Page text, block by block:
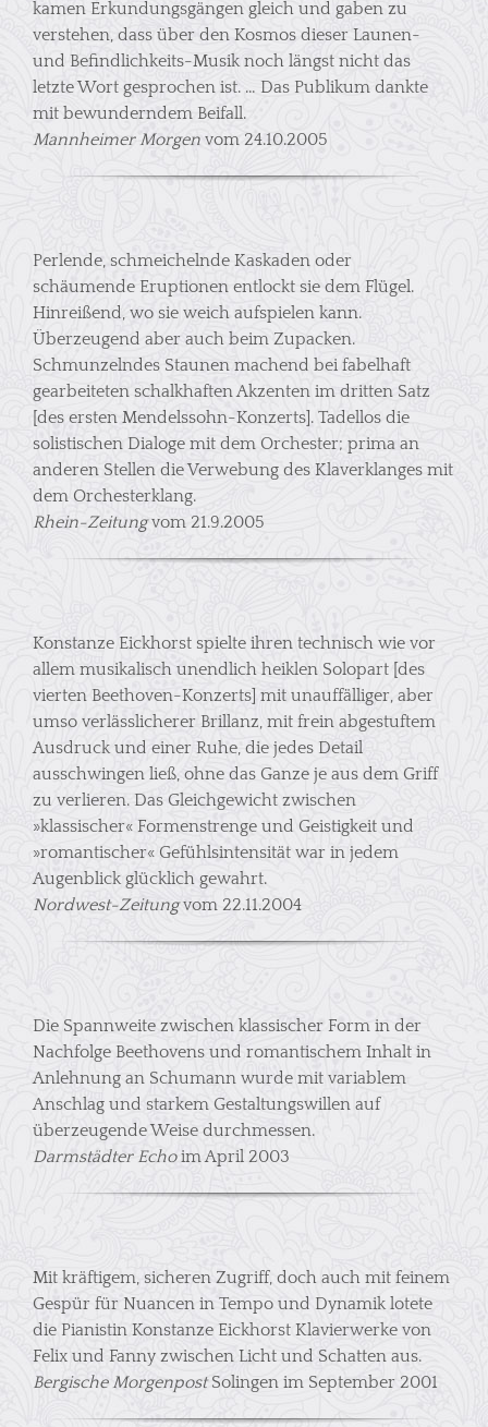
kamen Erkundungsgängen gleich und gaben zu
verstehen, dass über den Kosmos dieser Launen-
und Befindlichkeits-Musik noch längst nicht das
letzte Wort gesprochen ist. … Das Publikum dankte
mit bewunderndem Beifall.
Mannheimer Morgen vom 24.10.2005
Perlende, schmeichelnde Kaskaden oder
schäumende Eruptionen entlockt sie dem Flügel.
Hinreißend, wo sie weich aufspielen kann.
Überzeugend aber auch beim Zupacken.
Schmunzelndes Staunen machend bei fabelhaft
gearbeiteten schalkhaften Akzenten im dritten Satz
[des ersten Mendelssohn-Konzerts]. Tadellos die
solistischen Dialoge mit dem Orchester; prima an
anderen Stellen die Verwebung des Klaverklanges mit
dem Orchesterklang.
Rhein-Zeitungvom 21.9.2005
Konstanze Eickhorst spielte ihren technisch wie vor
allem musikalisch unendlich heiklen Solopart [des
vierten Beethoven-Konzerts] mit unauffälliger, aber
umso verlässlicherer Brillanz, mit frein abgestuftem
Ausdruck und einer Ruhe, die jedes Detail
ausschwingen ließ, ohne das Ganze je aus dem Griff
zu verlieren. Das Gleichgewicht zwischen
»klassischer« Formenstrenge und Geistigkeit und
»romantischer« Gefühlsintensität war in jedem
Augenblick glücklich gewahrt.
Nordwest-Zeitungvom 22.11.2004
Die Spannweite zwischen klassischer Form in der
Nachfolge Beethovens und romantischem Inhalt in
Anlehnung an Schumann wurde mit variablem
Anschlag und starkem Gestaltungswillen auf
überzeugende Weise durchmessen.
Darmstädter Echoim April 2003
Mit kräftigem, sicheren Zugriff, doch auch mit feinem
Gespür für Nuancen in Tempo und Dynamik lotete
die Pianistin Konstanze Eickhorst Klavierwerke von
Felix und Fanny zwischen Licht und Schatten aus.
Bergische MorgenpostSolingen im September 2001